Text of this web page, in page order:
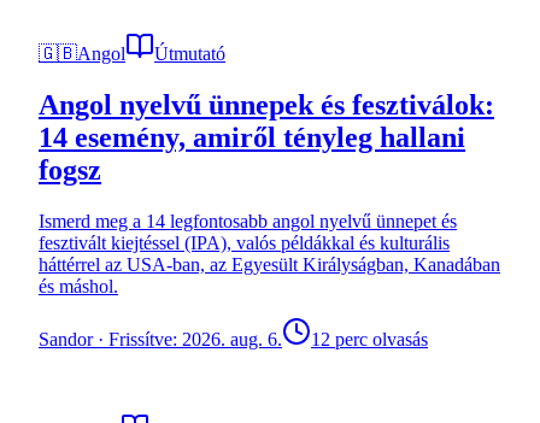
🇬🇧Angol Útmutató
Angol nyelvű ünnepek és fesztiválok:
14 esemény, amiről tényleg hallani
fogsz
Ismerd meg a 14 legfontosabb angol nyelvű ünnepet és
fesztivált kiejtéssel (IPA), valós példákkal és kulturális
háttérrel az USA-ban, az Egyesült Királyságban, Kanadában
és máshol.
Sandor· Frissítve: 2026. aug. 6. 12 perc olvasás